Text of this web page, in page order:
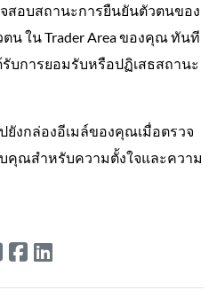
อบสถานะการยืนยันตัวตนของ
ตน ใน Trader Area ของคุณ ทันที
การยอมรับหรือปฏิเสธสถานะ
ยังกล่องอีเมล์ของคุณเมื่อตรวจ
คุณสำหรับความตั้งใจและความ